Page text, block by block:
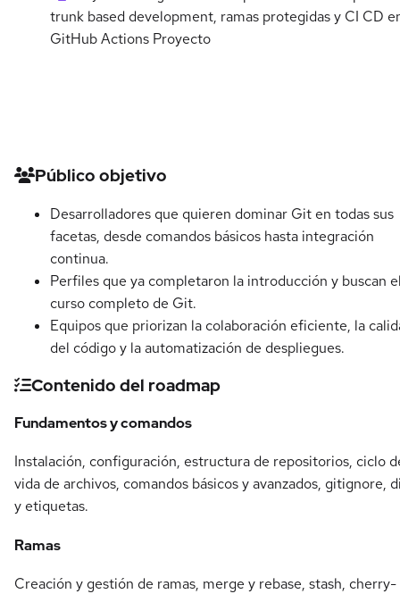
trunk based development, ramas protegidas y CI CD
GitHub Actions Proyecto
Detalles del curso
Público objetivo
Desarrolladores que quieren dominar Git en todas sus
facetas, desde comandos básicos hasta integración
continua.
Perfiles que ya completaron la introducción y buscan
curso completo de Git.
Equipos que priorizan la colaboración eficiente, la
del código y la automatización de despliegues.
Contenido del roadmap
Fundamentos y comandos
Instalación, configuración, estructura de repositorios, ciclo
vida de archivos, comandos básicos y avanzados, gitignore,
y etiquetas.
Ramas
Creación y gestión de ramas, merge y rebase, stash, cherry-